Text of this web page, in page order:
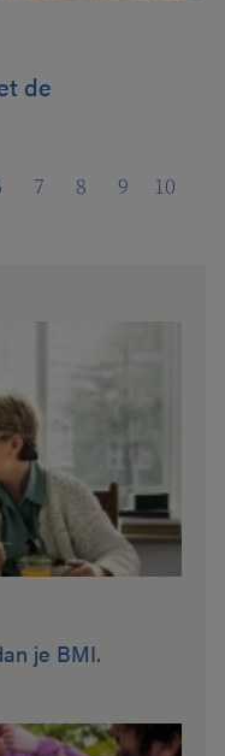
je BMI.
de
7 8 9
10